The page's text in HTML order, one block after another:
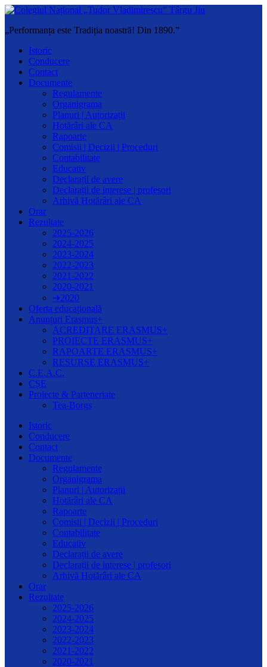
„Performanța este Tradiția noastră! Din 1890.”
Istoric
Conducere
Contact
Documente
Regulamente
Organigrama
Planuri | Autorizații
Hotărâri ale CA
Rapoarte
Comisii | Decizii | Proceduri
Contabilitate
Educativ
Declarații de avere
Declarații de interese | profesori
Arhivă Hotărâri ale CA
Orar
Rezultate
2025-2026
2024-2025
2023-2024
2022-2023
2021-2022
2020-2021
➔2020
Oferta educațională
Anunțuri Erasmus+
ACREDITARE ERASMUS+
PROIECTE ERASMUS+
RAPOARTE ERASMUS+
RESURSE ERASMUS+
C.E.A.C.
CȘE
Proiecte & Parteneriate
Tea-Borgs
Istoric
Conducere
Contact
Documente
Regulamente
Organigrama
Planuri | Autorizații
Hotărâri ale CA
Rapoarte
Comisii | Decizii | Proceduri
Contabilitate
Educativ
Declarații de avere
Declarații de interese | profesori
Arhivă Hotărâri ale CA
Orar
Rezultate
2025-2026
2024-2025
2023-2024
2022-2023
2021-2022
2020-2021